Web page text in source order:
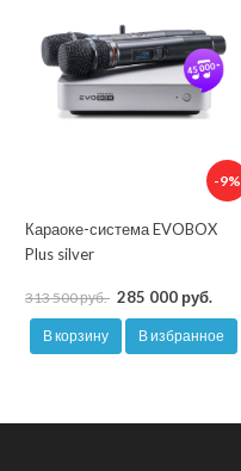
-9%
Караоке-система EVOBOX
Plus silver
313 500 руб. 285 000 руб.
В корзину В избранное